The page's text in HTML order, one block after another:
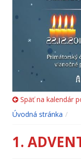
Späť na kalendár
Úvodná stránka
1.